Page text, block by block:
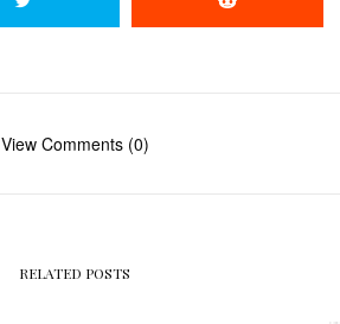
View Comments (0)
RELATED POSTS